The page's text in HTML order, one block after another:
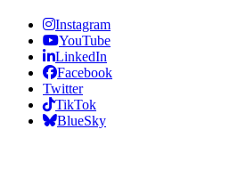
Instagram
YouTube
LinkedIn
Facebook
Twitter
TikTok
BlueSky